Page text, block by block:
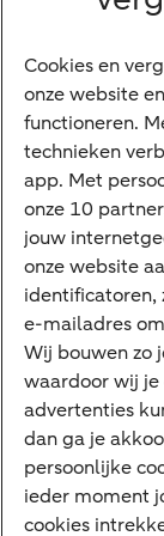
Diensten
VraagHugo
Corporate
Tikkie
Cyber
Private
Interessant
Sectoren &
Alles over
Cookies en
onze website
functioneren.
technieken
app. Met
onze 10
jouw
onze website
identificatoren,
e-mailadres
Wij bouwen zo
waardoor wij
advertenties
dan ga je
persoonlijke
ieder moment
cookies